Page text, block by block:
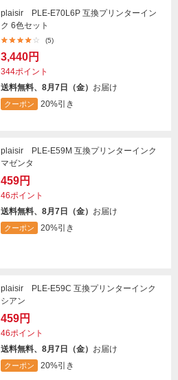
plaisir PLE-E70L6P 互換プリンターイン
ク 6色セット
(5)
3,440円
344ポイント
送料無料、8月7日（金） お届け
クーポン 20%引き
plaisir PLE-E59M 互換プリンターインク
マゼンタ
459円
46ポイント
送料無料、8月7日（金） お届け
クーポン 20%引き
plaisir PLE-E59C 互換プリンターインク
シアン
459円
46ポイント
送料無料、8月7日（金） お届け
クーポン 20%引き